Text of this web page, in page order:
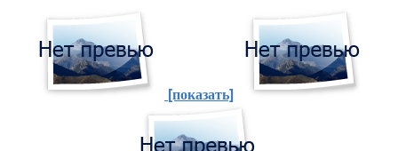
[показать]